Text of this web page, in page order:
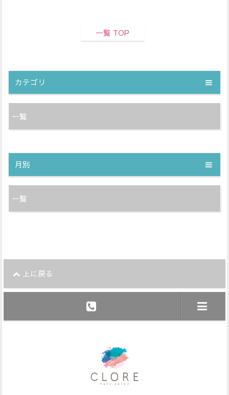
一覧 TOP
カテゴリ
一覧
月別
一覧
上に戻る